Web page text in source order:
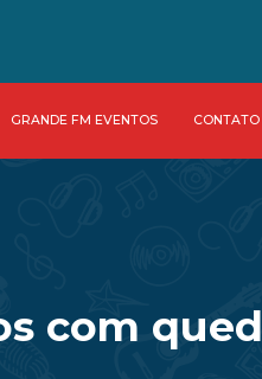
GRANDE FM EVENTOS CONTATO
com